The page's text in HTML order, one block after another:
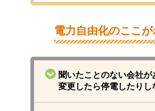
電力自由化のここが
聞いたことのない会社
変更したら停電したりし